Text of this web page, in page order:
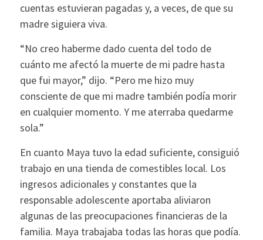
cuentas estuvieran pagadas y, a veces, de que su
madre siguiera viva.
“No creo haberme dado cuenta del todo de
cuánto me afectó la muerte de mi padre hasta
que fui mayor,” dijo. “Pero me hizo muy
consciente de que mi madre también podía morir
en cualquier momento. Y me aterraba quedarme
sola.”
En cuanto Maya tuvo la edad suficiente, consiguió
trabajo en una tienda de comestibles local. Los
ingresos adicionales y constantes que la
responsable adolescente aportaba aliviaron
algunas de las preocupaciones financieras de la
familia. Maya trabajaba todas las horas que podía.